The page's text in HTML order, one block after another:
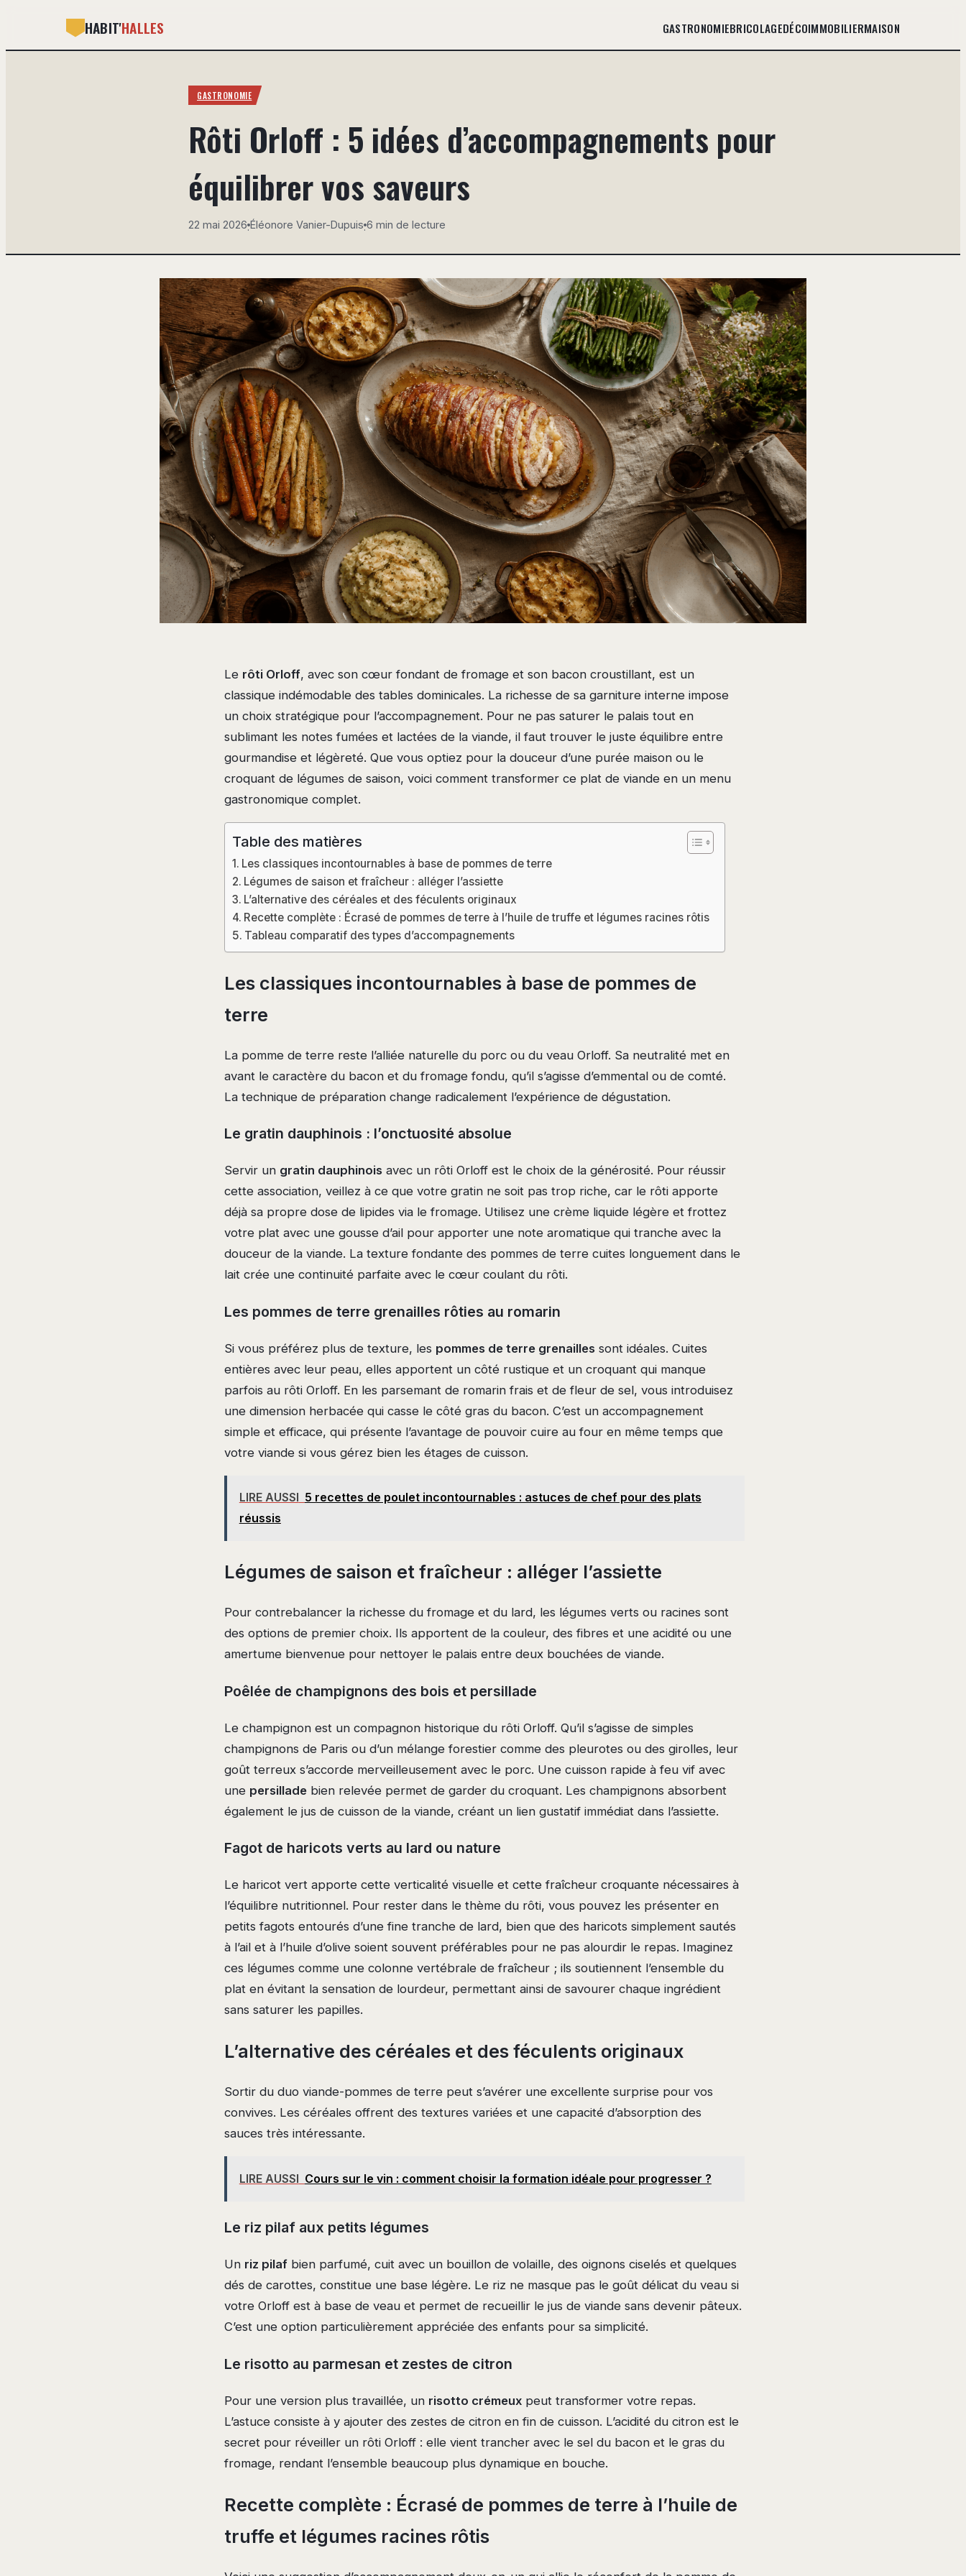
HABIT'HALLES GASTRONOMIEBRICOLAGEDÉCOIMMOBILIERMAISON
GASTRONOMIE
Rôti Orloff : 5 idées d’accompagnements pour
équilibrer vos saveurs
22 mai 2026·Éléonore Vanier-Dupuis·6 min de lecture
Le rôti Orloff, avec son cœur fondant de fromage et son bacon croustillant, est un
classique indémodable des tables dominicales. La richesse de sa garniture interne impose
un choix stratégique pour l’accompagnement. Pour ne pas saturer le palais tout en
sublimant les notes fumées et lactées de la viande, il faut trouver le juste équilibre entre
gourmandise et légèreté. Que vous optiez pour la douceur d’une purée maison ou le
croquant de légumes de saison, voici comment transformer ce plat de viande en un menu
gastronomique complet.
Table des matières
Les classiques incontournables à base de pommes de terre
Légumes de saison et fraîcheur : alléger l’assiette
L’alternative des céréales et des féculents originaux
Recette complète : Écrasé de pommes de terre à l’huile de truffe et légumes racines rôtis
Tableau comparatif des types d’accompagnements
Les classiques incontournables à base de pommes de
terre
La pomme de terre reste l’alliée naturelle du porc ou du veau Orloff. Sa neutralité met en
avant le caractère du bacon et du fromage fondu, qu’il s’agisse d’emmental ou de comté.
La technique de préparation change radicalement l’expérience de dégustation.
Le gratin dauphinois : l’onctuosité absolue
Servir un gratin dauphinois avec un rôti Orloff est le choix de la générosité. Pour réussir
cette association, veillez à ce que votre gratin ne soit pas trop riche, car le rôti apporte
déjà sa propre dose de lipides via le fromage. Utilisez une crème liquide légère et frottez
votre plat avec une gousse d’ail pour apporter une note aromatique qui tranche avec la
douceur de la viande. La texture fondante des pommes de terre cuites longuement dans le
lait crée une continuité parfaite avec le cœur coulant du rôti.
Les pommes de terre grenailles rôties au romarin
Si vous préférez plus de texture, les pommes de terre grenailles sont idéales. Cuites
entières avec leur peau, elles apportent un côté rustique et un croquant qui manque
parfois au rôti Orloff. En les parsemant de romarin frais et de fleur de sel, vous introduisez
une dimension herbacée qui casse le côté gras du bacon. C’est un accompagnement
simple et efficace, qui présente l’avantage de pouvoir cuire au four en même temps que
votre viande si vous gérez bien les étages de cuisson.
LIRE AUSSI 5 recettes de poulet incontournables : astuces de chef pour des plats
réussis
Légumes de saison et fraîcheur : alléger l’assiette
Pour contrebalancer la richesse du fromage et du lard, les légumes verts ou racines sont
des options de premier choix. Ils apportent de la couleur, des fibres et une acidité ou une
amertume bienvenue pour nettoyer le palais entre deux bouchées de viande.
Poêlée de champignons des bois et persillade
Le champignon est un compagnon historique du rôti Orloff. Qu’il s’agisse de simples
champignons de Paris ou d’un mélange forestier comme des pleurotes ou des girolles, leur
goût terreux s’accorde merveilleusement avec le porc. Une cuisson rapide à feu vif avec
une persillade bien relevée permet de garder du croquant. Les champignons absorbent
également le jus de cuisson de la viande, créant un lien gustatif immédiat dans l’assiette.
Fagot de haricots verts au lard ou nature
Le haricot vert apporte cette verticalité visuelle et cette fraîcheur croquante nécessaires à
l’équilibre nutritionnel. Pour rester dans le thème du rôti, vous pouvez les présenter en
petits fagots entourés d’une fine tranche de lard, bien que des haricots simplement sautés
à l’ail et à l’huile d’olive soient souvent préférables pour ne pas alourdir le repas. Imaginez
ces légumes comme une colonne vertébrale de fraîcheur ; ils soutiennent l’ensemble du
plat en évitant la sensation de lourdeur, permettant ainsi de savourer chaque ingrédient
sans saturer les papilles.
L’alternative des céréales et des féculents originaux
Sortir du duo viande-pommes de terre peut s’avérer une excellente surprise pour vos
convives. Les céréales offrent des textures variées et une capacité d’absorption des
sauces très intéressante.
LIRE AUSSI Cours sur le vin : comment choisir la formation idéale pour progresser ?
Le riz pilaf aux petits légumes
Un riz pilaf bien parfumé, cuit avec un bouillon de volaille, des oignons ciselés et quelques
dés de carottes, constitue une base légère. Le riz ne masque pas le goût délicat du veau si
votre Orloff est à base de veau et permet de recueillir le jus de viande sans devenir pâteux.
C’est une option particulièrement appréciée des enfants pour sa simplicité.
Le risotto au parmesan et zestes de citron
Pour une version plus travaillée, un risotto crémeux peut transformer votre repas.
L’astuce consiste à y ajouter des zestes de citron en fin de cuisson. L’acidité du citron est le
secret pour réveiller un rôti Orloff : elle vient trancher avec le sel du bacon et le gras du
fromage, rendant l’ensemble beaucoup plus dynamique en bouche.
Recette complète : Écrasé de pommes de terre à l’huile de
truffe et légumes racines rôtis